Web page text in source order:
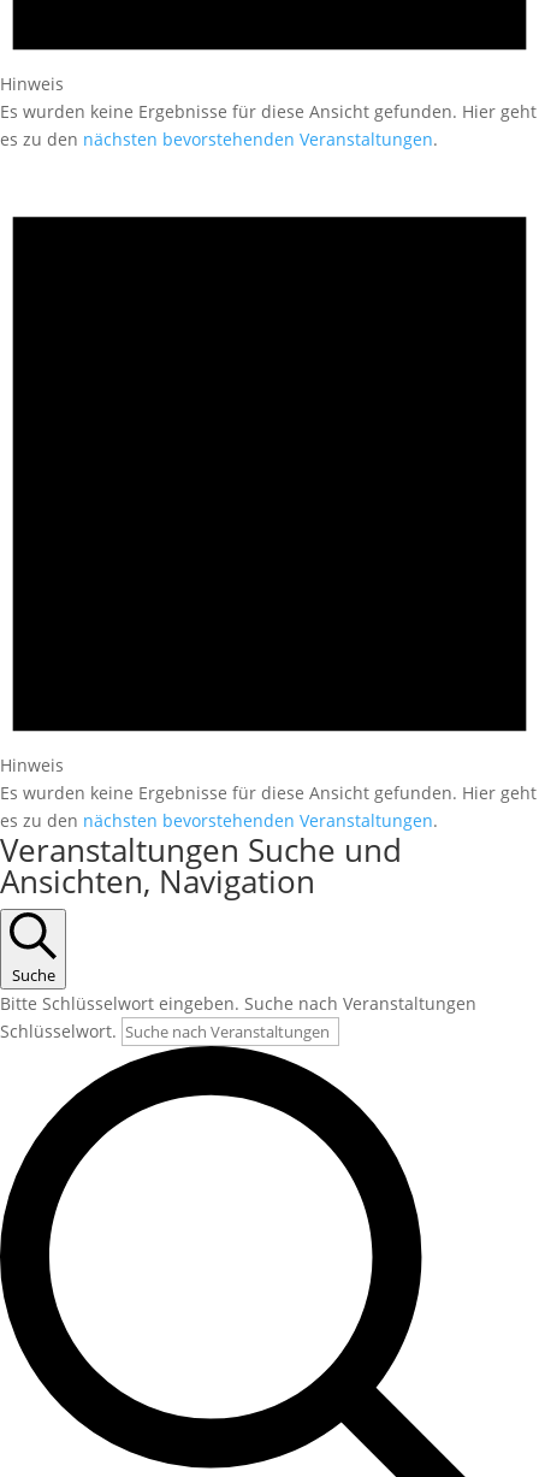
Hinweis
Es wurden keine Ergebnisse für diese Ansicht gefunden. Hier geht
es zu den nächsten bevorstehenden Veranstaltungen.
Hinweis
Es wurden keine Ergebnisse für diese Ansicht gefunden. Hier geht
es zu den nächsten bevorstehenden Veranstaltungen.
Veranstaltungen Suche und
Ansichten, Navigation
Suche
Bitte Schlüsselwort eingeben. Suche nach Veranstaltungen
Schlüsselwort.